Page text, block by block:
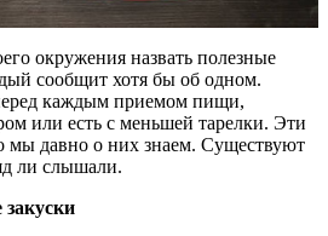
окружения назвать полезные
сообщит хотя бы об одном.
каждым приемом пищи,
или есть с меньшей тарелки. Эти
мы давно о них знаем. Существуют
ли слышали.
закуски